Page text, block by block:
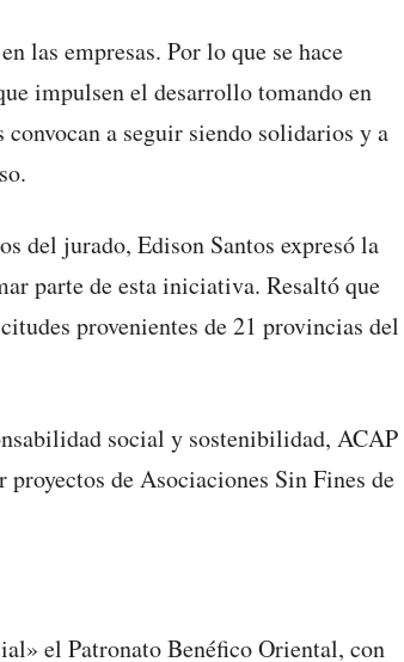
las empresas. Por lo que se hace
impulsen el desarrollo tomando en
a seguir siendo solidarios y a
del jurado, Edison Santos expresó la
parte de esta iniciativa. Resaltó que
provenientes de 21 provincias del
social y sostenibilidad, ACAP
de Asociaciones Sin Fines de
el Patronato Benéfico Oriental, con